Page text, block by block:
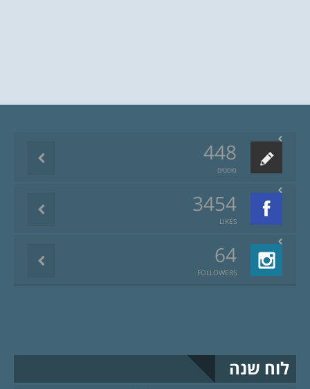
448
פוסטים
3454
LIKES
64
FOLLOWERS
לוח שנה